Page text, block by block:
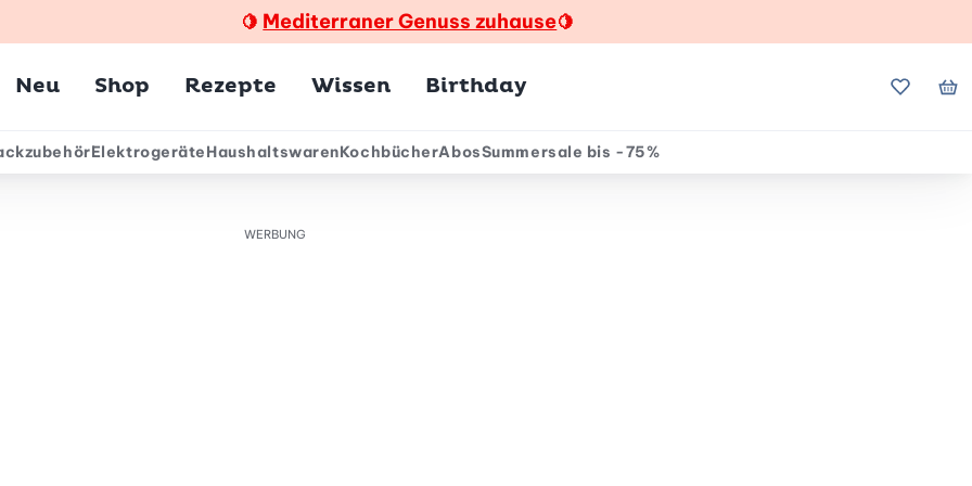
🍋 Mediterraner Genuss zuhause🍋
Neu Shop Rezepte Wissen Birthday Meine
ElektrogeräteHaushaltswarenKochbücherAbosSummersale bis -75%
WERBUNG